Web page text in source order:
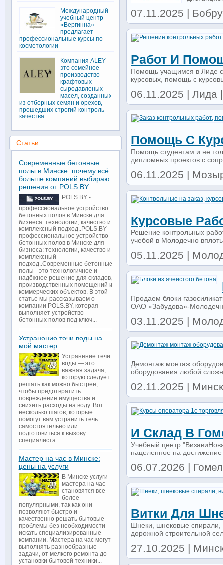
07.11.2025 |
Работ И
Помощь учащимся в Лиде
курсовых, помощь с
06.11.2025 | Лида
Помощь С
Помощь студентам и не
дипломных проектов с
06.11.2025 |
Курсовые
Решение контрольных
учебой в Молодечно
05.11.2025 |
Продаем блоки
ОАО «Забудова»-
03.11.2025 |
Демонтаж монтаж
оборудования любой
02.11.2025 |
И Склад В
Учебный центр
нацеленное на
06.07.2026 |
Витки Для
Шнеки, шнековые спирали,
дорожной строительной
27.10.2025 |
Международный
учебный центр
«Вергинна»
предлагает
профессиональные курсы по
косметологии
Компания ALEY –
это семейное
производство
крафтовых
сыродавленых
масел, созданных
из отборных семян и орехов,
прошедших строгий контроль
качества.
Статьи
Современные бетонные
полы в Минске: почему всё
больше компаний выбирают
решения от POLS.BY
POLS.BY -
профессиональное устройство
бетонных полов в Минске для
бизнеса: технологии, качество и
комплексный подход..POLS.BY -
профессиональное устройство
бетонных полов в Минске для
бизнеса: технологии, качество и
комплексный
подход..Современные бетонные
полы - это технологичное и
надёжное решение для складов,
производственных помещений и
коммерческих объектов. В этой
статье мы рассказываем о
компании POLS.BY, которая
выполняет устройство
бетонных полов под ключ...
Устранение течи воды на
мой мастер
Устранение течи
воды — это
важная задача,
которую следует
решать как можно быстрее,
чтобы предотвратить
повреждение имущества и
снизить расходы на воду. Вот
несколько шагов, которые
помогут вам устранить течь
самостоятельно или
подготовиться к вызову
специалиста...
Мастер на час в Минске:
цены на услуги
В Минске услуги
мастера на час
становятся все
более
популярными, так как они
позволяют быстро и
качественно решать бытовые
проблемы без необходимости
искать специализированные
компании. Мастера на час могут
выполнять разнообразные
задачи, от мелкого ремонта до
установки бытовой техники...